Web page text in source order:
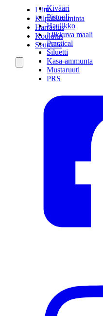
Kivääri
Pistooli
Haulikko
Liikkuva maali
Practical
Siluetti
Kasa-ammunta
Mustaruuti
PRS
Liitto
Kilpailutoiminta
Harrastus
Koulutus
Seuroille